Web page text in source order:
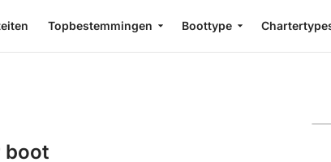
Topbestemmingen Boottype
boot